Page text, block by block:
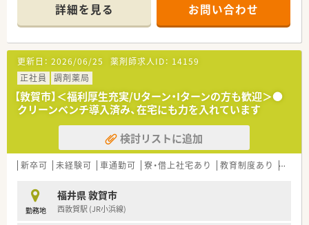
詳細を見る お問い合わせ
更新日： 2026/06/25 薬剤師求人ID： 14159
正社員
調剤薬局
【敦賀市】＜福利厚生充実/Uターン・Iターンの方も歓迎＞●
クリーンベンチ導入済み、在宅にも力を入れています
検討リストに追加
新卒可 未経験可 車通勤可 寮・借上社宅あり 教育制度あり シフ
勤務地
福井県 敦賀市
西敦賀駅 (JR小浜線)